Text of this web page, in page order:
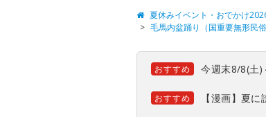
夏休みイベント・おでかけ
毛馬内盆踊り（国重要無形民俗
おすすめ 今週末8/8(土)
おすすめ 【漫画】夏